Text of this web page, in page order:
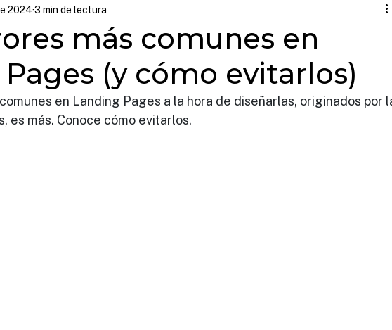
Publicidad Digital y SEM Tendencias de
más comunes en
(y cómo evitarlos)
20243 min de lectura
en Landing Pages a la hora de diseñarlas, originados por
es más. Conoce cómo evitarlos.